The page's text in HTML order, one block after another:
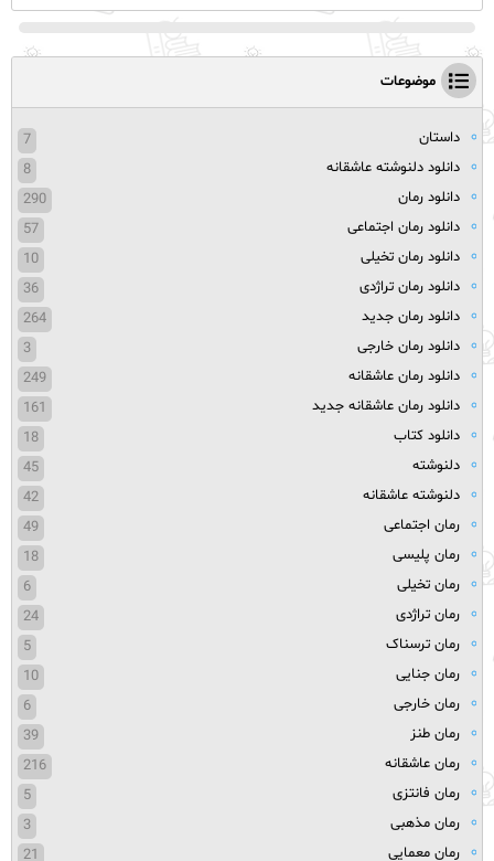
موضوعات
داستان
7
دانلود دلنوشته عاشقانه
8
دانلود رمان
290
دانلود رمان اجتماعی
57
دانلود رمان تخیلی
10
دانلود رمان تراژدی
36
دانلود رمان جدید
264
دانلود رمان خارجی
3
دانلود رمان عاشقانه
249
دانلود رمان عاشقانه جدید
161
دانلود کتاب
18
دلنوشته
45
دلنوشته عاشقانه
42
رمان اجتماعی
49
رمان پلیسی
18
رمان تخیلی
6
رمان تراژدی
24
رمان ترسناک
5
رمان جنایی
10
رمان خارجی
6
رمان طنز
39
رمان عاشقانه
216
رمان فانتزی
5
رمان مذهبی
3
رمان معمایی
21